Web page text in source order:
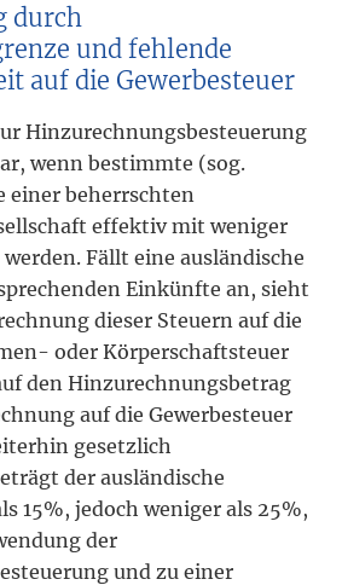
durch
und fehlende
auf die Gewerbesteuer
Hinzurechnungsbesteuerung
wenn bestimmte (sog.
einer beherrschten
effektiv mit weniger
Fällt eine ausländische
Einkünfte an, sieht
dieser Steuern auf die
oder Körperschaftsteuer
den Hinzurechnungsbetrag
auf die Gewerbesteuer
gesetzlich
der ausländische
15%, jedoch weniger als 25%,
der
und zu einer